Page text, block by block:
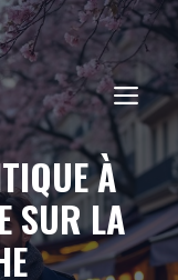
À
SUR LA